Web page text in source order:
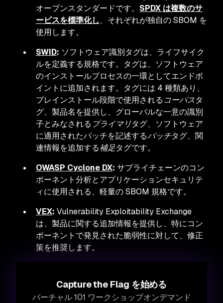
オープンスタンダードです。 SPDX は複数のサ
ービスを標準化し、それぞれが独自の SBOM を
使用します。
SWID: ソフトウェア識別タグは、ライフサイク
ルを定義する規格です。タグは、ソフトウェア
のインストールプロセスの一環としてエンドポ
イントに追加されます。タグには 4 種類あり、
プレインストール段階で使用されるコーパスタ
グ、製品名を提供し、グローバルな一意の識別
子とみなされる プライマリタグ、ソフトウェア
に適用されたパッチを記述するパッチタグ、関
連情報を追加する補足タグです。
OWASP Cyclone DX: サプライチェーンのコン
ポーネント分析とアプリケーションセキュリテ
ィに使用される、軽量の SBOM 規格です。
VEX: Vulnerability Exploitability Exchange
は、製品に関する追加情報を提供し、特にコン
ポーネントで発見された脆弱性に対して、修正
策を推奨します。
Capture the Flag を始める
バーチャル 101 ワークショップオンデマンド